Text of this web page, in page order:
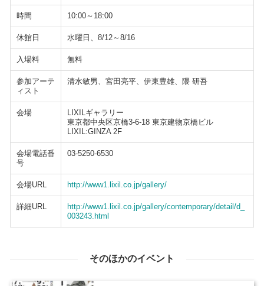
時間 10:00～18:00
休館日 水曜日、8/12～8/16
入場料 無料
参加アーテ
ィスト
清水敏男、宮田亮平、伊東豊雄、隈 研吾
会場
LIXILギャラリー
東京都中央区京橋3-6-18 東京建物京橋ビル
LIXIL:GINZA 2F
会場電話番
号
03-5250-6530
会場URL http://www1.lixil.co.jp/gallery/
詳細URL
http://www1.lixil.co.jp/gallery/contemporary/detail/d_
003243.html
そのほかのイベント